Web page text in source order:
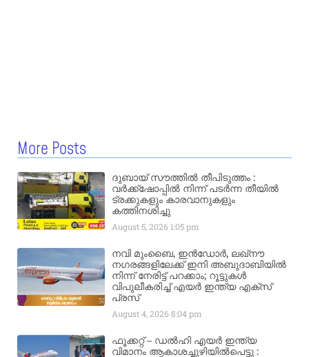
More Posts
ദുബായ് സൗത്തിൽ തീപിടുത്തം :
വർക്ക്‌ഷോപ്പിൽ നിന്ന് പടർന്ന തീയിൽ
ട്രക്കുകളും കാരവാനുകളും
കത്തിനശിച്ചു
August 5, 2026 1:05 pm
നവി മുംബൈ, ഇൻഡോർ, ലഖ്നൗ
നഗരങ്ങളിലേക്ക് ഇനി അബുദാബിയിൽ
നിന്ന് നേരിട്ട് പറക്കാം; റൂട്ടുകൾ
വിപുലീകരിച്ച് എയർ ഇന്ത്യ എക്സ്
പ്രസ്
August 4, 20268:04 pm
ഫൂക്കറ്റ് – ഡൽഹി എയര്‍ ഇന്ത്യ
വിമാനം ആകാശച്ചുഴിയില്‍പെട്ടു :